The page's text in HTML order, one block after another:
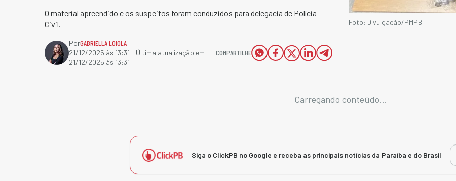
O material apreendido e os suspeitos foram conduzidos para delegacia de Polícia
Civil.
PorGABRIELLA LOIOLA
21/12/2025 às 13:31 - Última atualização em:
21/12/2025 às 13:31
COMPARTILHE
Foto: Divulgação/PMPB
Carregando conteúdo...
Siga o ClickPB no Google e receba as principais notícias da Paraíba e do Brasil